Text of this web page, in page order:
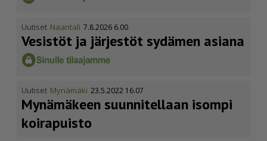
Uutiset Naantali 7.8.2026 6.00
Vesistöt ja järjestöt sydämen asiana
Uutiset Mynämäki 23.5.2022 16.07
Mynämäkeen suunnitellaan isompi
koirapuisto